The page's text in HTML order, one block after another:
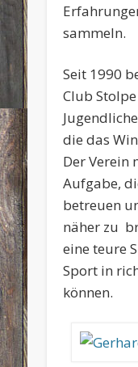
sammeln.
Seit 1990
Club
die das
Der Verein
Aufgabe,
betreuen
näher zu
eine teure
Sport in
können.